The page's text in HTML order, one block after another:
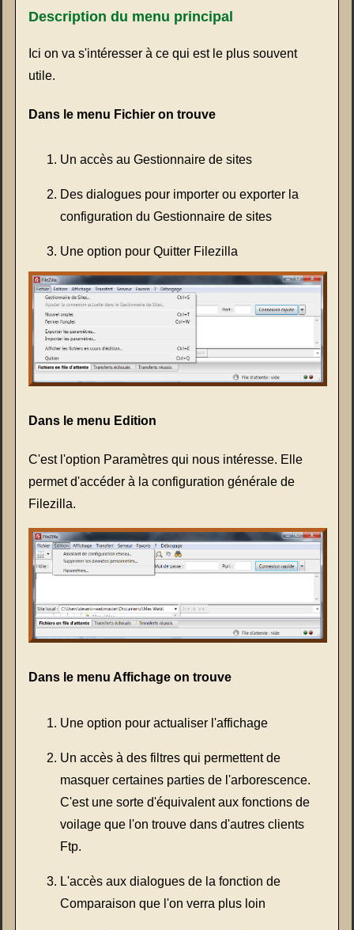
Description du menu principal
Ici on va s'intéresser à ce qui est le plus souvent
utile.
Dans le menu Fichier on trouve
Un accès au Gestionnaire de sites
Des dialogues pour importer ou exporter la
configuration du Gestionnaire de sites
Une option pour Quitter Filezilla
Dans le menu Edition
C'est l'option Paramètres qui nous intéresse. Elle
permet d'accéder à la configuration générale de
Filezilla.
Dans le menu Affichage on trouve
Une option pour actualiser l'affichage
Un accès à des filtres qui permettent de
masquer certaines parties de l'arborescence.
C'est une sorte d'équivalent aux fonctions de
voilage que l'on trouve dans d'autres clients
Ftp.
L'accès aux dialogues de la fonction de
Comparaison que l'on verra plus loin